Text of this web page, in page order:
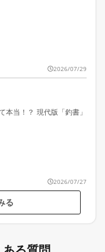
2026/07/29
本当！？ 現代版「釣書」
2026/07/27
る